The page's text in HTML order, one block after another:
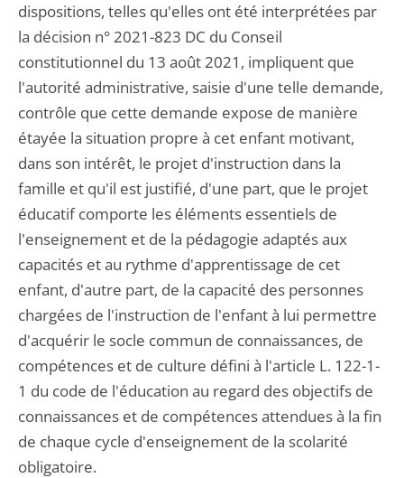
dispositions, telles qu'elles ont été interprétées par
la décision n° 2021-823 DC du Conseil
constitutionnel du 13 août 2021, impliquent que
l'autorité administrative, saisie d'une telle demande,
contrôle que cette demande expose de manière
étayée la situation propre à cet enfant motivant,
dans son intérêt, le projet d'instruction dans la
famille et qu'il est justifié, d'une part, que le projet
éducatif comporte les éléments essentiels de
l'enseignement et de la pédagogie adaptés aux
capacités et au rythme d'apprentissage de cet
enfant, d'autre part, de la capacité des personnes
chargées de l'instruction de l'enfant à lui permettre
d'acquérir le socle commun de connaissances, de
compétences et de culture défini à l'article L. 122-1-
1 du code de l'éducation au regard des objectifs de
connaissances et de compétences attendues à la fin
de chaque cycle d'enseignement de la scolarité
obligatoire.